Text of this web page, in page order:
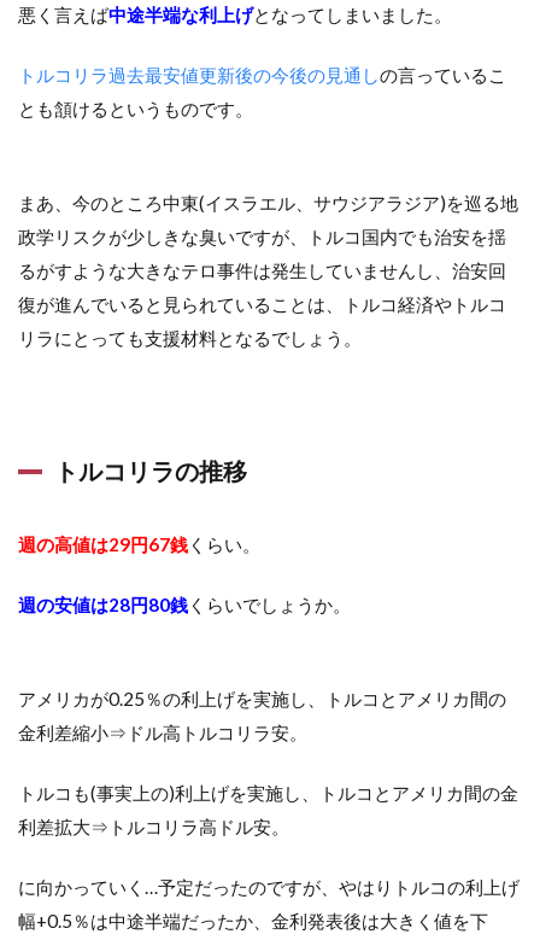
悪く言えば中途半端な利上げとなってしまいました。
トルコリラ過去最安値更新後の今後の見通しの言っているこ
とも頷けるというものです。
まあ、今のところ中東(イスラエル、サウジアラジア)を巡る地
政学リスクが少しきな臭いですが、トルコ国内でも治安を揺
るがすような大きなテロ事件は発生していませんし、治安回
復が進んでいると見られていることは、トルコ経済やトルコ
リラにとっても支援材料となるでしょう。
トルコリラの推移
週の高値は29円67銭 くらい。
週の安値は28円80銭 くらいでしょうか。
アメリカが0.25％の利上げを実施し、トルコとアメリカ間の
金利差縮小⇒ドル高トルコリラ安。
トルコも(事実上の)利上げを実施し、トルコとアメリカ間の金
利差拡大⇒トルコリラ高ドル安。
に向かっていく…予定だったのですが、やはりトルコの利上げ
幅+0.5％は中途半端だったか、金利発表後は大きく値を下